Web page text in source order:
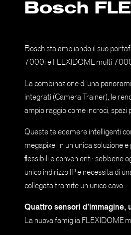
Bosch
Bosch sta ampliando il suo
7000i e FLEXIDOME multi
La combinazione di una
integrati (Camera Trainer), le
ampio raggio come incroci, spazi
Queste telecamere intelligenti
megapixel in un’unica
flessibili e convenienti: sebbene
unico indirizzo IP e necessita di
collegata tramite un unico cavo.
Quattro sensori
La nuova famiglia FLEXIDOME